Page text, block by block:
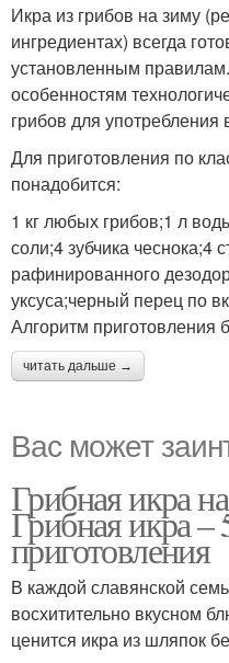
Икра из грибов на зиму
ингредиентах) всегда
установленным
особенностям
грибов для употребления
Для приготовления по
понадобится:
1 кг любых грибов;1 л
соли;4 зубчика чеснока;4
рафинированного
уксуса;черный перец по
Алгоритм
читать дальше →
Вас может
Грибная икра
Грибная икра –
приготовления
В каждой славянской
восхитительно вкусном
ценится икра из шляпок